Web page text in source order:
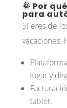
🌞 Por
para
Si eres de
vacaciones,
lugar y
tablet.